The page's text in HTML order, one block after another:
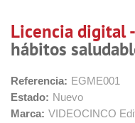
Licencia digital -
hábitos
Referencia: EGME001
Estado: Nuevo
Marca: VIDEOCINCO